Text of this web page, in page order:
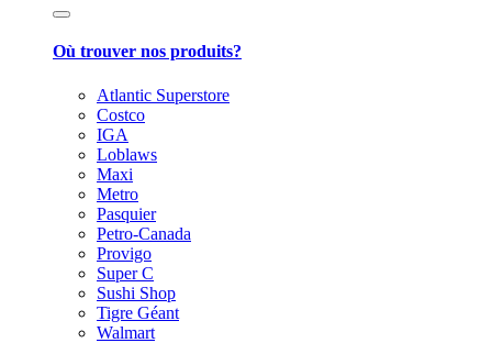
Où trouver nos produits?
Atlantic Superstore
Costco
IGA
Loblaws
Maxi
Metro
Pasquier
Petro-Canada
Provigo
Super C
Sushi Shop
Tigre Géant
Walmart